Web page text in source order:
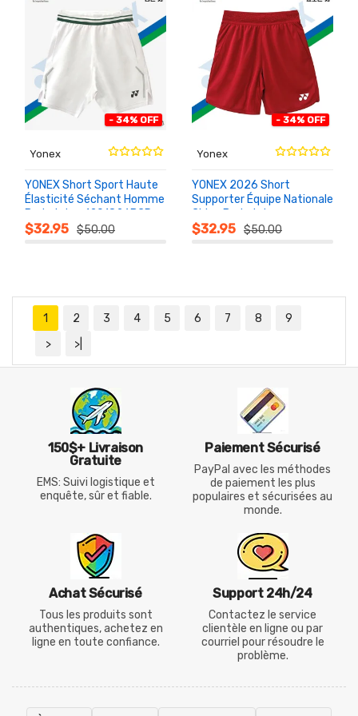
- 34% OFF
Yonex
YONEX Short Sport Haute
Élasticité Séchant Homme
Badminton 1201826BCR
$32.95 $50.00
AU
PANIER
- 34% OFF
Yonex
YONEX 2026 Short
Supporter Équipe Nationale
Chine Badminton
1208426BCR
$32.95 $50.00
AU
PANIER
1 2 3 4 5 6 7 8
9
>
>|
150$+ Livraison
Gratuite
EMS: Suivi logistique et
enquête, sûr et fiable.
Paiement Sécurisé
PayPal avec les méthodes
de paiement les plus
populaires et sécurisées au
monde.
Achat Sécurisé
Tous les produits sont
authentiques, achetez en
ligne en toute confiance.
Support 24h/24
Contactez le service
clientèle en ligne ou par
courriel pour résoudre le
problème.